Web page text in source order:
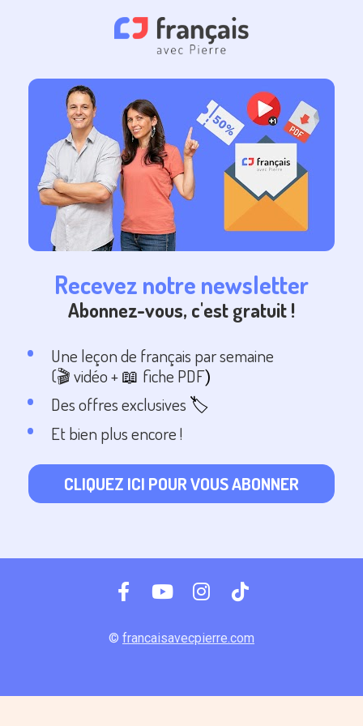
Recevez notre newsletter
Abonnez-vous, c'est gratuit !
Une leçon de français par semaine
  (
🎬 vidéo + 📖 fiche PDF)
Des offres exclusives 🏷️
  Et bien plus encore !
CLIQUEZ ICI POUR VOUS ABONNER
Share on Facebook
Share on Youtube
Share on
Share on
© francaisavecpierre.com